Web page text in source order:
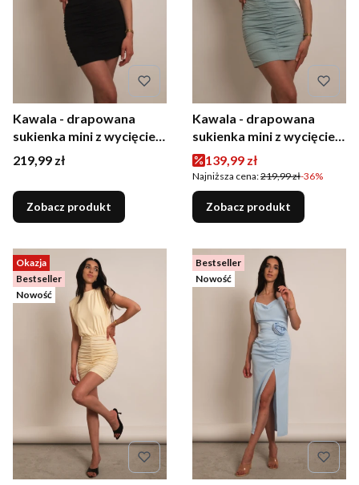
Kawala - drapowana
sukienka mini z wycięciem
i wiązaniem na plecach
czarna
Cena
219,99 zł
Zobacz produkt
Kawala - drapowana
sukienka mini z wycięciem
i wiązaniem na plecach w
kolorze szałwiowym
Cena promocyjna
139,99 zł
Najniższa cena:219,99 zł-36%
Zobacz produkt
Okazja
Bestseller
Nowość
Bestseller
Nowość